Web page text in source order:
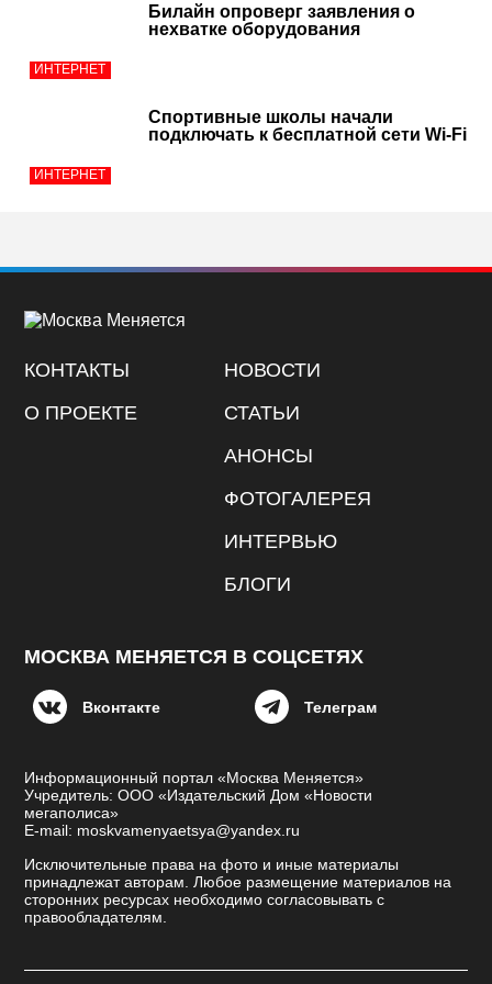
ИНТЕРНЕТ
Билайн опроверг заявления о
нехватке оборудования
ИНТЕРНЕТ
Спортивные школы начали
подключать к бесплатной сети Wi-Fi
КОНТАКТЫ
О ПРОЕКТЕ
НОВОСТИ
СТАТЬИ
АНОНСЫ
ФОТОГАЛЕРЕЯ
ИНТЕРВЬЮ
БЛОГИ
МОСКВА МЕНЯЕТСЯ В СОЦСЕТЯХ
Вконтакте Телеграм
Информационный портал «Москва Меняется»
Учредитель: ООО «Издательский Дом «Новости
мегаполиса»
E-mail: moskvamenyaetsya@yandex.ru
Исключительные права на фото и иные материалы
принадлежат авторам. Любое размещение материалов на
сторонних ресурсах необходимо согласовывать с
правообладателям.